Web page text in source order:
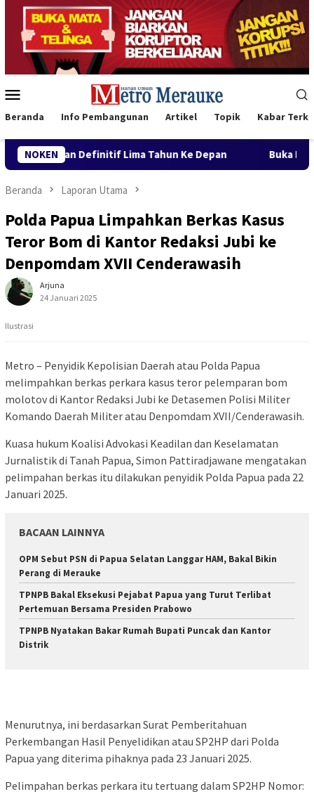
Loncat
konten
Mobile
Beranda Info Pembangunan Artikel Topik Kabar
NOKEN
Lima Tahun Ke Depan Buka Konferwil I PWNU
Beranda Laporan Utama
Polda Papua Limpahkan Berkas Kasus
Teror Bom di Kantor Redaksi Jubi ke
Denpomdam XVII Cenderawasih
Arjuna
24 Januari 2025
Ilustrasi
Metro – Penyidik Kepolisian Daerah atau Polda Papua
melimpahkan berkas perkara kasus teror pelemparan bom
molotov di Kantor Redaksi Jubi ke Detasemen Polisi Militer
Komando Daerah Militer atau Denpomdam XVII/Cenderawasih.
Kuasa hukum Koalisi Advokasi Keadilan dan Keselamatan
Jurnalistik di Tanah Papua, Simon Pattiradjawane mengatakan
pelimpahan berkas itu dilakukan penyidik Polda Papua pada 22
Januari 2025.
BACAAN LAINNYA
OPM Sebut PSN di Papua Selatan Langgar HAM, Bakal Bikin
Perang di Merauke
TPNPB Bakal Eksekusi Pejabat Papua yang Turut Terlibat
Pertemuan Bersama Presiden Prabowo
TPNPB Nyatakan Bakar Rumah Bupati Puncak dan Kantor
Distrik
Menurutnya, ini berdasarkan Surat Pemberitahuan
Perkembangan Hasil Penyelidikan atau SP2HP dari Polda
Papua yang diterima pihaknya pada 23 Januari 2025.
Pelimpahan berkas perkara itu tertuang dalam SP2HP Nomor: